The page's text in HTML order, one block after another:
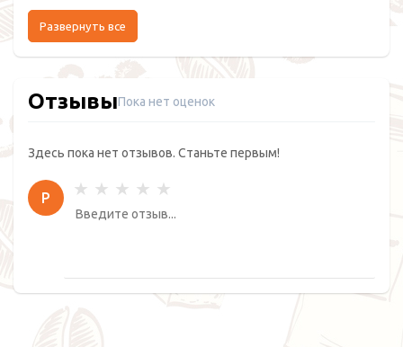
Развернуть все
ОтзывыПока нет оценок
Здесь пока нет отзывов. Станьте первым!
Р